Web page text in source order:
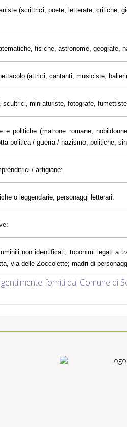
(scrittrici, poete, letterate, critiche,
fisiche, astronome, geografe,
(attrici, cantanti, musiciste,
scultrici, miniaturiste, fotografe,
e politiche (matrone romane,
politica / guerra / nazismo, politiche,
/ artigiane:
o leggendarie, personaggi letterari:
non identificati; toponimi legati a
via delle Zoccolette; madri di
forniti dal Comune di